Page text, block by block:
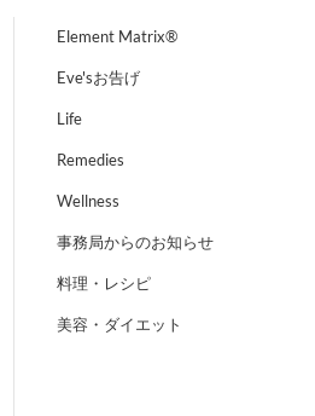
Element Matrix®
Eve'sお告げ
Life
Remedies
Wellness
事務局からのお知らせ
料理・レシピ
美容・ダイエット